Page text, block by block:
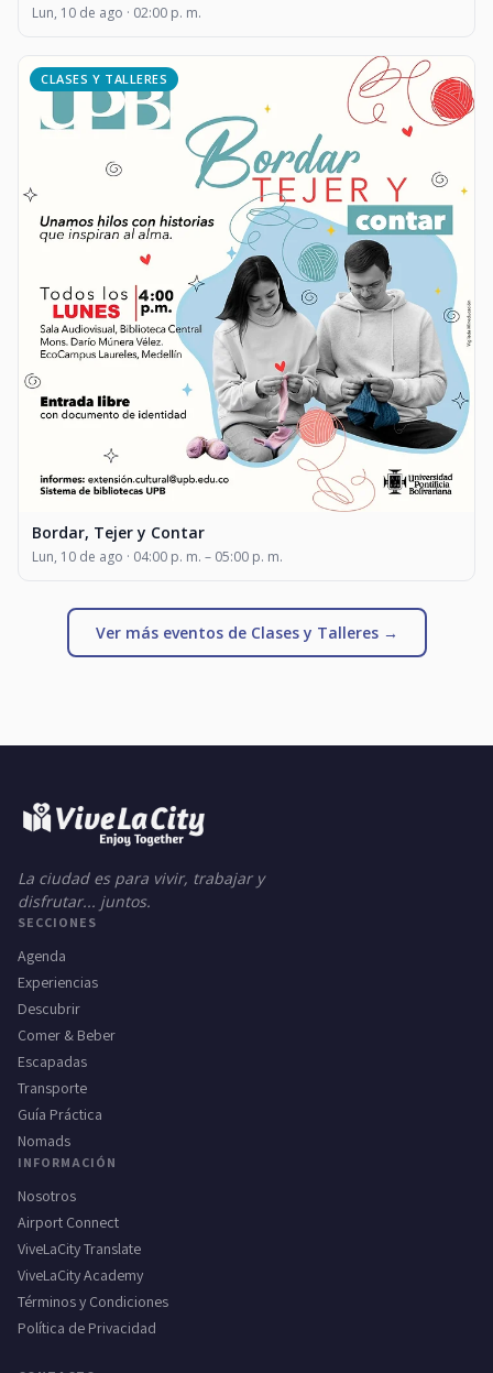
Lun, 10 de ago · 02:00 p. m.
CLASES Y TALLERES
Bordar, Tejer y Contar
Lun, 10 de ago · 04:00 p. m. – 05:00 p. m.
Ver más eventos de Clases y Talleres →
La ciudad es para vivir, trabajar y
disfrutar... juntos.
SECCIONES
Agenda
Experiencias
Descubrir
Comer & Beber
Escapadas
Transporte
Guía Práctica
Nomads
INFORMACIÓN
Nosotros
Airport Connect
ViveLaCity Translate
ViveLaCity Academy
Términos y Condiciones
Política de Privacidad